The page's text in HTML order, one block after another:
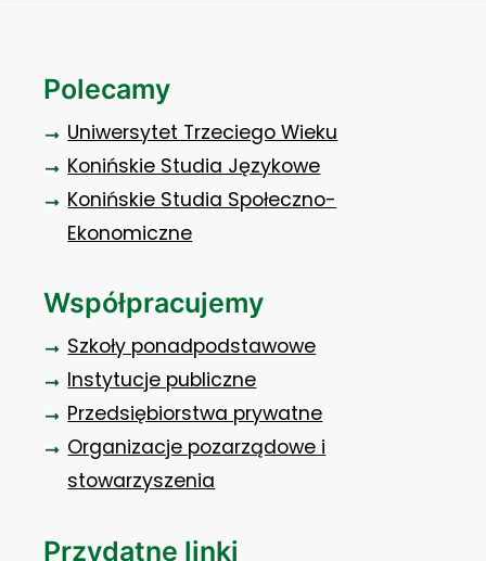
Polecamy
Uniwersytet Trzeciego Wieku
Konińskie Studia Językowe
Konińskie Studia Społeczno-
Ekonomiczne
Współpracujemy
Szkoły ponadpodstawowe
Instytucje publiczne
Przedsiębiorstwa prywatne
Organizacje pozarządowe i
stowarzyszenia
Przydatne linki